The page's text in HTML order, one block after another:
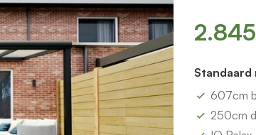
Standaard
607cm
250cm